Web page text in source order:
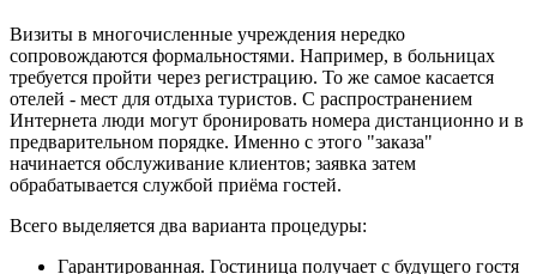
Визиты в многочисленные учреждения нередко
сопровождаются формальностями. Например, в больницах
требуется пройти через регистрацию. То же самое касается
отелей - мест для отдыха туристов. С распространением
Интернета люди могут бронировать номера дистанционно и в
предварительном порядке. Именно с этого "заказа"
начинается обслуживание клиентов; заявка затем
обрабатывается службой приёма гостей.
Всего выделяется два варианта процедуры:
Гарантированная. Гостиница получает с будущего гостя